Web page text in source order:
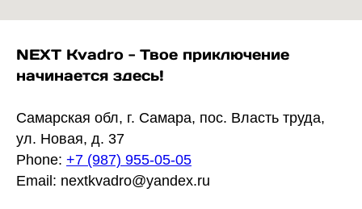
NEXT Kvadro - Твое приключение
начинается здесь!
Самарская обл, г. Самара, пос. Власть труда,
ул. Новая, д. 37
Phone: +7 (987) 955-05-05
Email: nextkvadro@yandex.ru